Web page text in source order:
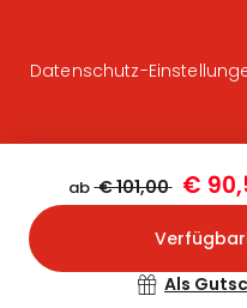
ab € 101,00 €
Als
Datenschutz-